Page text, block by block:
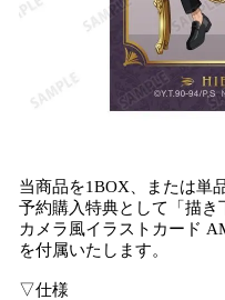
当商品を1BOX、または単
予約購入特典として「描き
カメラ風イラストカード
を付属いたします。
▽仕様